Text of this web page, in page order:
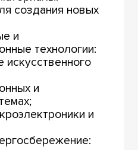
создания новых
и
технологии:
искусственного
и
и